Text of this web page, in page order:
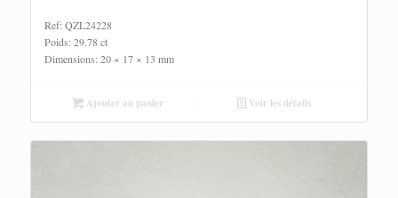
Ref: QZL24228
Poids: 29.78 ct
Dimensions: 20 × 17 × 13 mm
Ajouter au panier Voir les détails